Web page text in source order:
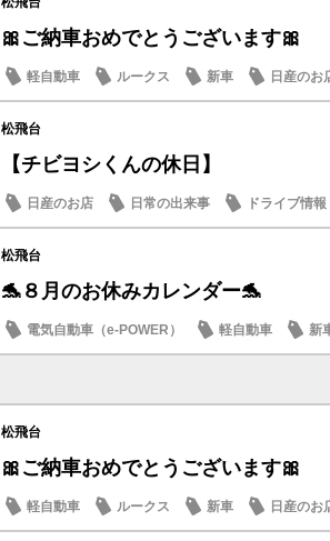
🎀ご納車おめでとうございます🎀
軽自動車 ルークス 新車 日産のお
松飛台
【チビヨシくんの休日】
日産のお店 日常の出来事 ドライブ情報
松飛台
🐬８月のお休みカレンダー🐬
電気自動車（e-POWER） 軽自動車
新
日産のお店
松飛台
🎀ご納車おめでとうございます🎀
軽自動車 ルークス 新車 日産のお